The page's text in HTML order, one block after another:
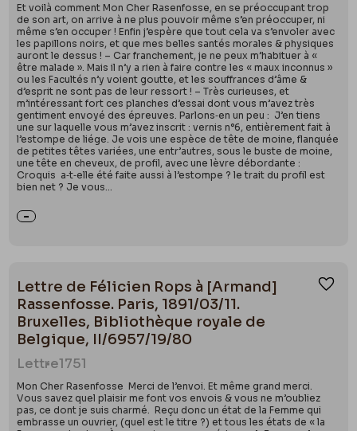
Et voilà comment Mon Cher Rasenfosse, en se préoccupant trop
de son art, on arrive à ne plus pouvoir même s’en préoccuper, ni
même s’en occuper ! Enfin j’espère que tout cela va s’envoler avec
les papillons noirs, et que mes belles santés morales & physiques
auront le dessus ! – Car franchement, je ne peux m’habituer à «
être malade ». Mais il n’y a rien à faire contre les « maux inconnus »
ou les Facultés n’y voient goutte, et les souffrances d’âme &
d’esprit ne sont pas de leur ressort ! – Très curieuses, et
m’intéressant fort ces planches d’essai dont vous m’avez très
gentiment envoyé des épreuves. Parlons‑en un peu : J’en tiens
une sur laquelle vous m’avez inscrit : vernis n°6, entièrement fait à
l’estompe de liége. Je vois une espèce de tête de moine, flanquée
de petites têtes variées, une entr’autres, sous le buste de moine,
une tête en cheveux, de profil, avec une lèvre débordante :
Croquis a‑t‑elle été faite aussi à l’estompe ? le trait du profil est
bien net ? Je vous...
Lettre de Félicien Rops à [Armand]
Rassenfosse. Paris, 1891/03/11.
Bruxelles, Bibliothèque royale de
Belgique, II/6957/19/80
Lettre1751
Mon Cher Rasenfosse Merci de l’envoi. Et même grand merci.
Vous savez quel plaisir me font vos envois & vous ne m’oubliez
pas, ce dont je suis charmé. Reçu donc un état de la Femme qui
embrasse un ouvrier, (quel est le titre ?) et tous les états de « la